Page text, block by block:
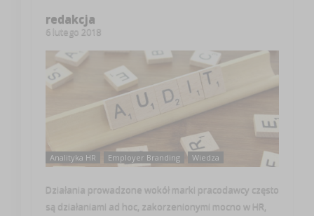
redakcja
6 lutego 2018
Analityka HR Employer Branding Wiedza
Działania prowadzone wokół marki pracodawcy często
są działaniami ad hoc, zakorzenionymi mocno w HR,